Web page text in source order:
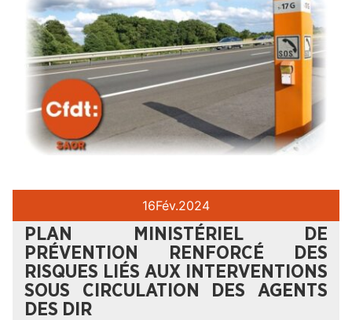
16Fév.2024
PLAN MINISTÉRIEL DE
PRÉVENTION RENFORCÉ DES
RISQUES LIÉS AUX INTERVENTIONS
SOUS CIRCULATION DES AGENTS
DES DIR